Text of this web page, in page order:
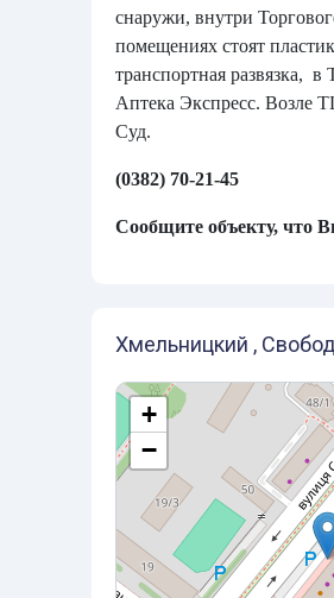
снаружи, внутри
помещениях стоят
транспортная развязка,
Аптека Экспресс. Возле
Суд.
(0382) 70-21-45
Сообщите объекту, что
Хмельницкий ,
+
−